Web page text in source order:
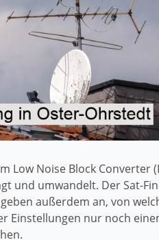
Low Noise Block Converter
und umwandelt. Der Sat-
außerdem an, von
Einstellungen nur noch